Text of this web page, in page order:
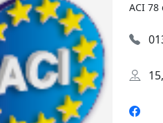
ACI